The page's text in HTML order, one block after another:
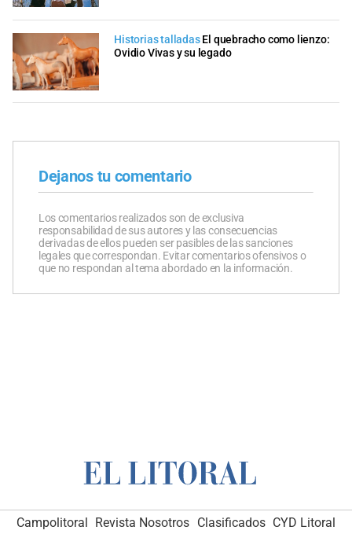
Historias talladas El quebracho como lienzo:
Ovidio Vivas y su legado
Dejanos tu comentario
Los comentarios realizados son de exclusiva
responsabilidad de sus autores y las consecuencias
derivadas de ellos pueden ser pasibles de las sanciones
legales que correspondan. Evitar comentarios ofensivos o
que no respondan al tema abordado en la información.
Campolitoral Revista Nosotros Clasificados CYD Litoral